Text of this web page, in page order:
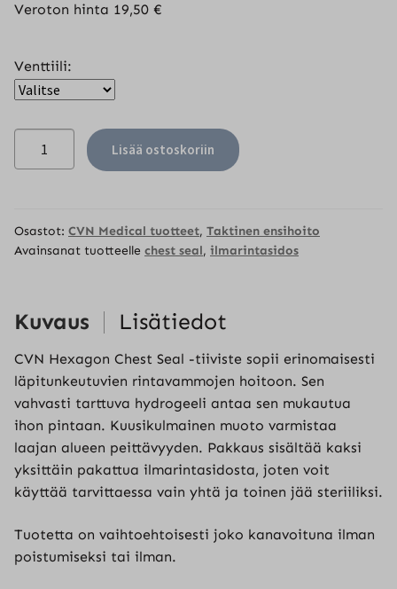
Veroton hinta 19,50 €
Venttiili:
2-
pack,
ilman
Lisää ostoskoriin
Osastot: CVN Medical tuotteet, Taktinen ensihoito
Avainsanat tuotteelle chest seal, ilmarintasidos
Kuvaus Lisätiedot
CVN Hexagon Chest Seal -tiiviste sopii erinomaisesti
läpitunkeutuvien rintavammojen hoitoon. Sen
vahvasti tarttuva hydrogeeli antaa sen mukautua
ihon pintaan. Kuusikulmainen muoto varmistaa
laajan alueen peittävyyden. Pakkaus sisältää kaksi
yksittäin pakattua ilmarintasidosta, joten voit
käyttää tarvittaessa vain yhtä ja toinen jää steriiliksi.
Tuotetta on vaihtoehtoisesti joko kanavoituna ilman
poistumiseksi tai ilman.